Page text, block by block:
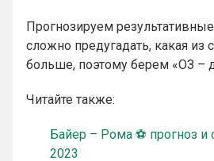
Прогнозируем
сложно предугадать, какая из
больше, поэтому берем «ОЗ –
Читайте также:
Байер – Рома ⚽ прогноз и
2023